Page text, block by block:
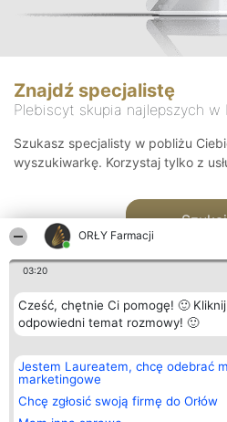
ORŁY Farmacji
03:20
Cześć, chętnie Ci pomogę! 🙂
odpowiedni temat rozmowy! 🙂
Jestem Laureatem, chcę odebrać
marketingowe
Chcę zgłosić swoją firmę do Orłów
Znajdź specjalistę
Plebiscyt skupia najlepszych w
Szukasz specjalisty w pobliżu
wyszukiwarkę. Korzystaj tylko z
Szukaj
Organizator plebiscytu
Bright Side Solutions sp. z o.
o. sp. k.
ul. Ruska 22
Wrocław 50-079
Plebiscyt
Laureaci
wszystkich
Laureatów